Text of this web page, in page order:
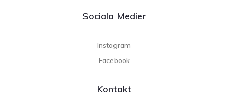
Sociala Medier
Instagram
Facebook
Kontakt